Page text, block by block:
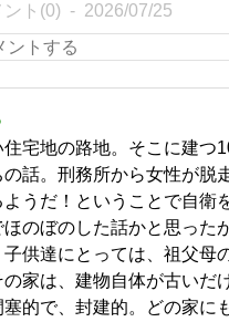
ント(0) 2026/07/25
住宅地の路地。そこに建つ
の話。刑務所から女性が脱
ようだ！ということで自衛
ほのぼのした話かと思った
子供達にとっては、祖父母
の家は、建物自体が古いだ
塞的で、封建的。どの家に